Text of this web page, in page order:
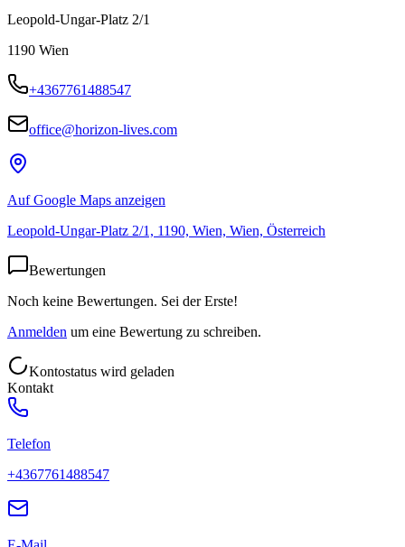
Leopold-Ungar-Platz 2/1
1190 Wien
+4367761488547
office@horizon-lives.com
Auf Google Maps anzeigen
Leopold-Ungar-Platz 2/1, 1190, Wien, Wien, Österreich
Bewertungen
Noch keine Bewertungen. Sei der Erste!
Anmelden um eine Bewertung zu schreiben.
Kontostatus wird geladen
Kontakt
Telefon
+4367761488547